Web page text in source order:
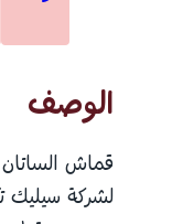
الوصف
قماش الساتان
لشركة سيليك